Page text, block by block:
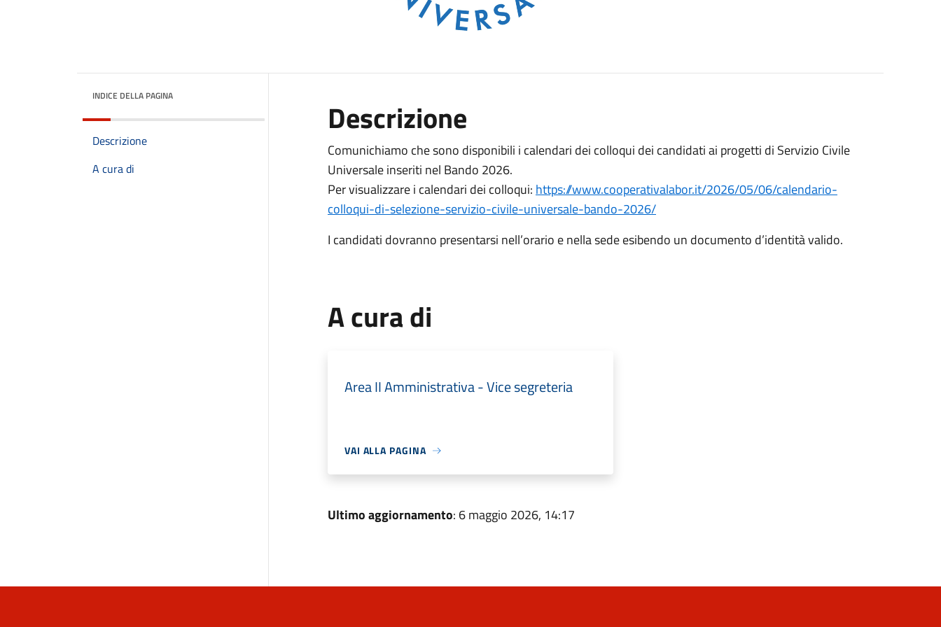
INDICE DELLA PAGINA
Descrizione
A cura di
Descrizione
Comunichiamo che sono disponibili i calendari dei colloqui dei candidati ai progetti di Servizio Civile
Universale inseriti nel Bando 2026.
Per visualizzare i calendari dei colloqui: https://www.cooperativalabor.it/2026/05/06/calendario-
colloqui-di-selezione-servizio-civile-universale-bando-2026/
I candidati dovranno presentarsi nell’orario e nella sede esibendo un documento d’identità valido.
A cura di
Area II Amministrativa - Vice segreteria
VAI ALLA PAGINA
Ultimo aggiornamento: 6 maggio 2026, 14:17